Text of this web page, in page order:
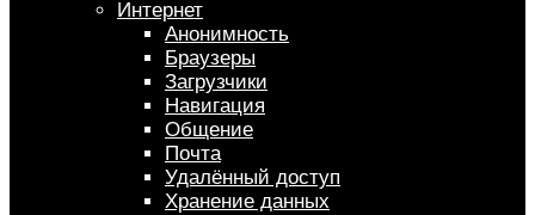
Интернет
Анонимность
Браузеры
Загрузчики
Навигация
Общение
Почта
Удалённый доступ
Хранение данных